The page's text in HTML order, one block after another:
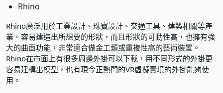
Rhino
Rhino廣泛用於工業設計、珠寶設計、交通工具、建築相關等產
業。容易建造出所想要的形狀，而且形狀的可動性高，也擁有強
大的曲面功能，非常適合做金工類或重複性高的藝術裝置。
Rhino在市面上有很多周邊外掛可以下載，用不同形式的外掛更
容易建構出模型，也有現今正熱門的VR虛擬實境的外掛能夠使
用。